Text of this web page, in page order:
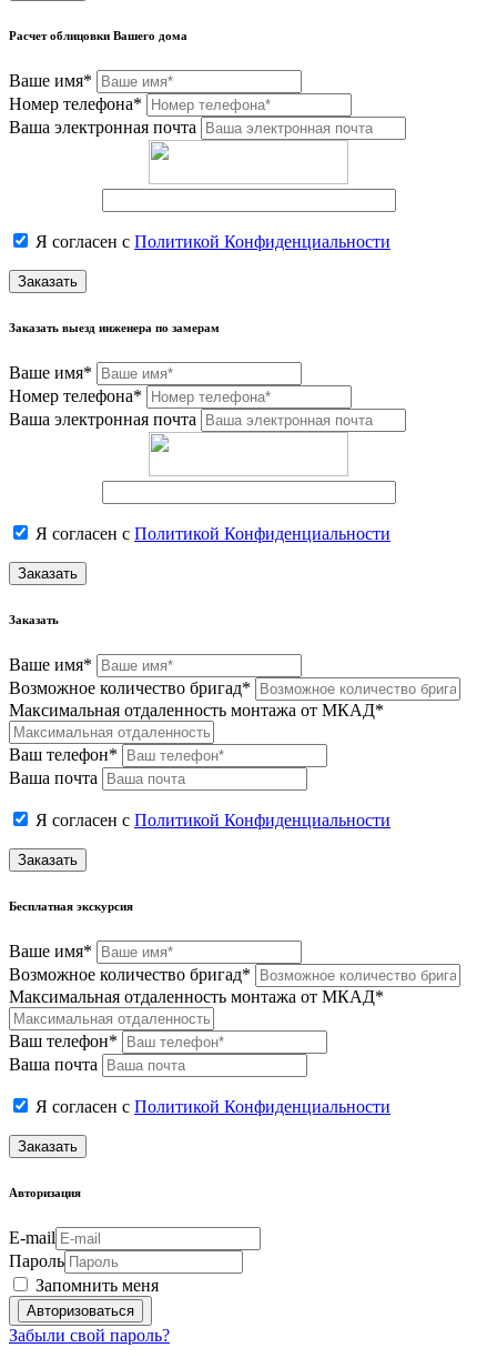
Расчет облицовки Вашего дома
Ваше имя*
Номер телефона*
Ваша электронная почта
Я согласен с Политикой Конфиденциальности
Заказать
Заказать выезд инженера по замерам
Ваше имя*
Номер телефона*
Ваша электронная почта
Я согласен с Политикой Конфиденциальности
Заказать
Заказать
Ваше имя*
Возможное количество бригад*
Максимальная отдаленность монтажа от МКАД*
Ваш телефон*
Ваша почта
Я согласен с Политикой Конфиденциальности
Заказать
Бесплатная экскурсия
Ваше имя*
Возможное количество бригад*
Максимальная отдаленность монтажа от МКАД*
Ваш телефон*
Ваша почта
Я согласен с Политикой Конфиденциальности
Заказать
Авторизация
E-mail
Пароль
Запомнить меня
Забыли свой пароль?